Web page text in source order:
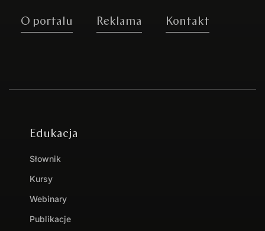
O portalu Reklama Kontakt
Edukacja
Słownik
Kursy
Webinary
Publikacje